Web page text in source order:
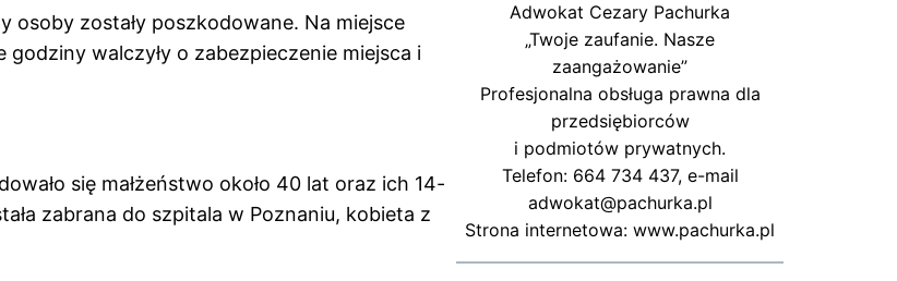
osoby zostały poszkodowane. Na miejsce
godziny walczyły o zabezpieczenie miejsca i
się małżeństwo około 40 lat oraz ich 14-
zabrana do szpitala w Poznaniu, kobieta z
Adwokat Cezary Pachurka
„Twoje zaufanie. Nasze
zaangażowanie”
Profesjonalna obsługa prawna dla
przedsiębiorców
i podmiotów prywatnych.
Telefon: 664 734 437, e-mail
adwokat@pachurka.pl
Strona internetowa: www.pachurka.pl